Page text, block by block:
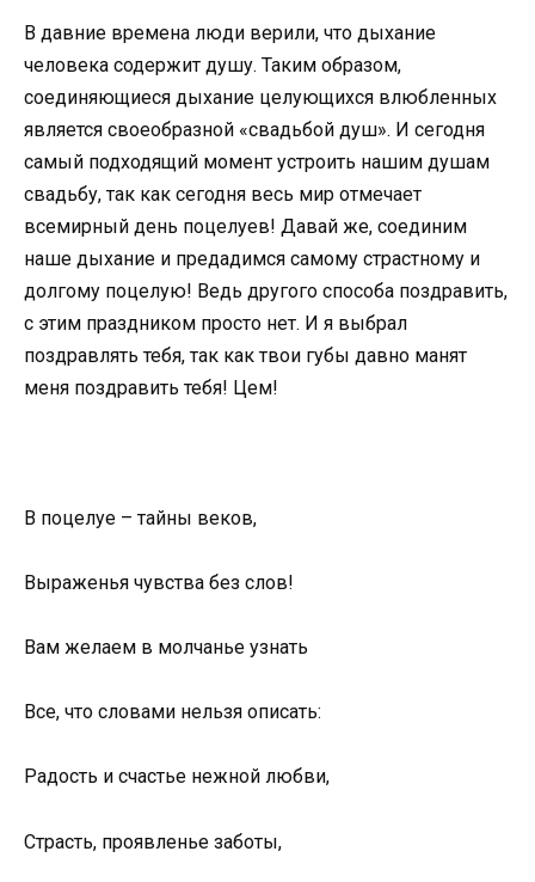
В давние времена люди верили, что дыхание
человека содержит душу. Таким образом,
соединяющиеся дыхание целующихся влюбленных
является своеобразной «свадьбой душ». И сегодня
самый подходящий момент устроить нашим душам
свадьбу, так как сегодня весь мир отмечает
всемирный день поцелуев! Давай же, соединим
наше дыхание и предадимся самому страстному и
долгому поцелую! Ведь другого способа поздравить,
с этим праздником просто нет. И я выбрал
поздравлять тебя, так как твои губы давно манят
меня поздравить тебя! Цем!
В поцелуе – тайны веков,
Выраженья чувства без слов!
Вам желаем в молчанье узнать
Все, что словами нельзя описать:
Радость и счастье нежной любви,
Страсть, проявленье заботы,